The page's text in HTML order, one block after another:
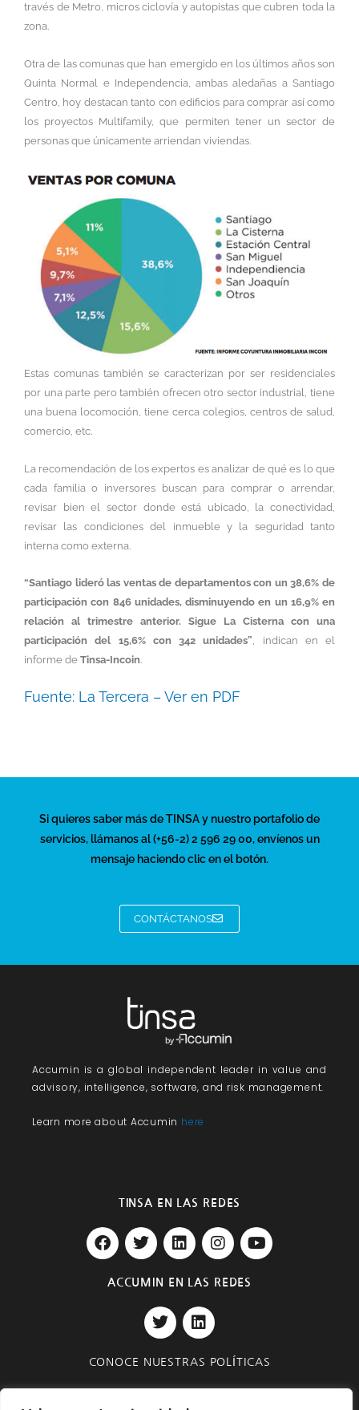
través de Metro, micros ciclovía y autopistas que cubren toda la
zona.
Otra de las comunas que han emergido en los últimos años son
Quinta Normal e Independencia, ambas aledañas a Santiago
Centro, hoy destacan tanto con edificios para comprar así como
los proyectos Multifamily, que permiten tener un sector de
personas que únicamente arriendan viviendas.
Estas comunas también se caracterizan por ser residenciales
por una parte pero también ofrecen otro sector industrial, tiene
una buena locomoción, tiene cerca colegios, centros de salud,
comercio, etc.
La recomendación de los expertos es analizar de qué es lo que
cada familia o inversores buscan para comprar o arrendar,
revisar bien el sector donde está ubicado, la conectividad,
revisar las condiciones del inmueble y la seguridad tanto
interna como externa.
“Santiago lideró las ventas de departamentos con un 38,6% de
participación con 846 unidades, disminuyendo en un 16,9% en
relación al trimestre anterior. Sigue La Cisterna con una
participación del 15,6% con 342 unidades”, indican en el
informe de Tinsa-Incoin.
Fuente: La Tercera – Ver en PDF
Si quieres saber más de TINSA y nuestro portafolio de
servicios, llámanos al (+56-2) 2 596 29 00, envíenos un
mensaje haciendo clic en el botón.
CONTÁCTANOS
Accumin is a global independent leader in value and
advisory, intelligence, software, and risk management.
Learn more about Accumin here
TINSA EN LAS REDES
F
a
e
T
w
t
e
r
L
i
k
d
I
n
t
m
Y
o
ACCUMIN EN LAS REDES
T
w
t
e
L
i
k
d
CONOCE NUESTRAS POLÍTICAS